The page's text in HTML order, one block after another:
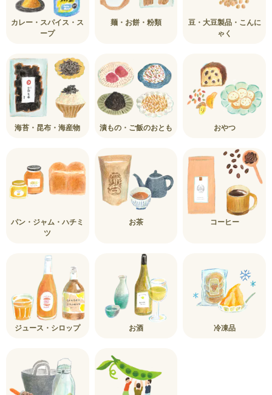
カレー・スパイス・ス
ープ
麺・お餅・粉類
豆・大豆製品・こんに
ゃく
海苔・昆布・海産物 漬もの・ご飯のおとも おやつ
パン・ジャム・ハチミ
ツ
お茶 コーヒー
ジュース・シロップ お酒 冷凍品